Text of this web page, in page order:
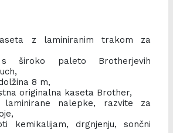
z laminiranim trakom za
široko paleto Brotherjevih
8 m,
originalna kaseta Brother,
nalepke, razvite za
kemikalijam, drgnjenju, sončni